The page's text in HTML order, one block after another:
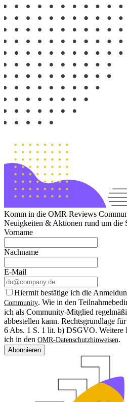
Komm in die OMR Reviews
Neuigkeiten & Aktionen rund um die
Vorname
Nachname
E-Mail
Hiermit bestätige ich die
Community. Wie in den
ich als Community-Mitglied
abbestellen kann. Rechtsgrundlage
6 Abs. 1 S. 1 lit. b) DSGVO. Weitere
ich in den OMR-Datenschutzhinweisen.
Abonnieren